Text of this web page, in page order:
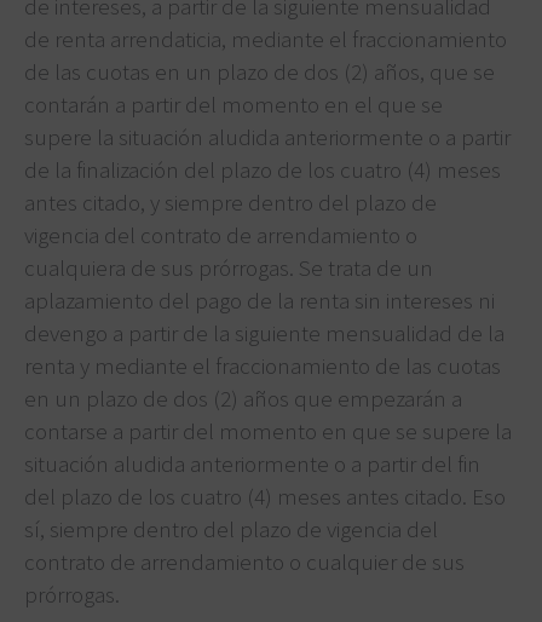
de renta arrendaticia, mediante el fraccionamiento
de las cuotas en un plazo de dos (2) años, que se
contarán a partir del momento en el que se
supere la situación aludida anteriormente o a partir
de la finalización del plazo de los cuatro (4) meses
antes citado, y siempre dentro del plazo de
vigencia del contrato de arrendamiento o
cualquiera de sus prórrogas. Se trata de un
aplazamiento del pago de la renta sin intereses ni
devengo a partir de la siguiente mensualidad de la
renta y mediante el fraccionamiento de las cuotas
en un plazo de dos (2) años que empezarán a
contarse a partir del momento en que se supere la
situación aludida anteriormente o a partir del fin
del plazo de los cuatro (4) meses antes citado. Eso
sí, siempre dentro del plazo de vigencia del
contrato de arrendamiento o cualquier de sus
prórrogas.